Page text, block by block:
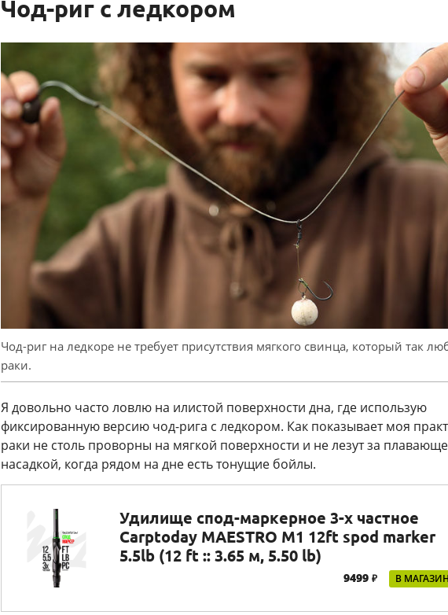
Чод-риг с ледкором
Чод-риг на ледкоре не требует присутствия мягкого свинца, который так
раки.
Я довольно часто ловлю на илистой поверхности дна, где использую
фиксированную версию чод-рига с ледкором. Как показывает моя
раки не столь проворны на мягкой поверхности и не лезут за
насадкой, когда рядом на дне есть тонущие бойлы.
Удилище спод-маркерное 3-х частное
Carptoday MAESTRO M1 12ft spod marker
5.5lb (12 ft :: 3.65 м, 5.50 lb)
9499 ₽ В МАГАЗИН